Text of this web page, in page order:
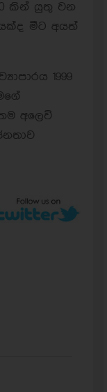
කින් යුතු වන
මීට අයත්
1999
අලෙවි